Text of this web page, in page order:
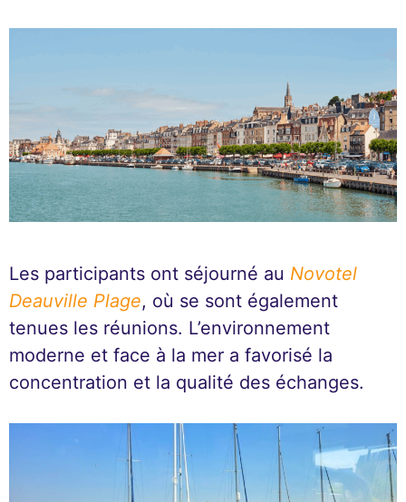
Les participants ont séjourné au Novotel
Deauville Plage, où se sont également
tenues les réunions. L’environnement
moderne et face à la mer a favorisé la
concentration et la qualité des échanges.